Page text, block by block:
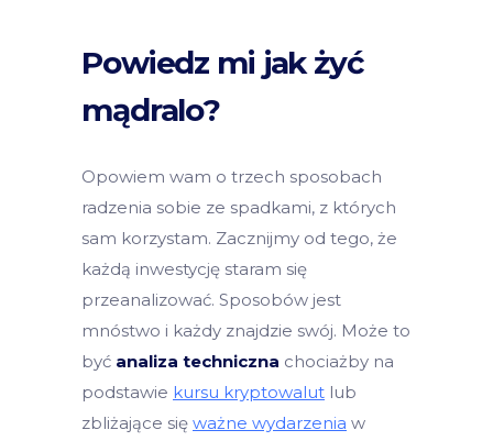
Powiedz mi jak żyć
mądralo?
Opowiem wam o trzech sposobach
radzenia sobie ze spadkami, z których
sam korzystam. Zacznijmy od tego, że
każdą inwestycję staram się
przeanalizować. Sposobów jest
mnóstwo i każdy znajdzie swój. Może to
być analiza techniczna chociażby na
podstawie kursu kryptowalut lub
zbliżające się ważne wydarzenia w